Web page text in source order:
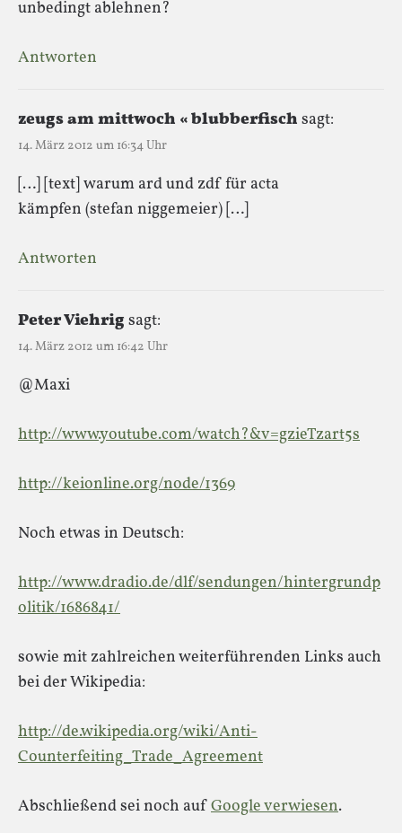
unbedingt ablehnen?
Antworten
zeugs am mittwoch « blubberfisch sagt:
14. März 2012 um 16:34 Uhr
[…] [text] warum ard und zdf für acta
kämpfen (stefan niggemeier) […]
Antworten
Peter Viehrigsagt:
14. März 2012 um 16:42 Uhr
@Maxi
http://www.youtube.com/watch?&v=gzieTzart5s
http://keionline.org/node/1369
Noch etwas in Deutsch:
http://www.dradio.de/dlf/sendungen/hintergrundp
olitik/1686841/
sowie mit zahlreichen weiterführenden Links auch
bei der Wikipedia:
http://de.wikipedia.org/wiki/Anti-
Counterfeiting_Trade_Agreement
Abschließend sei noch aufGoogle verwiesen.